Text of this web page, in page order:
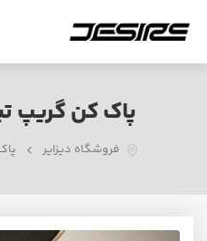
پاک کن گریپ
فروشگاه دیزایر